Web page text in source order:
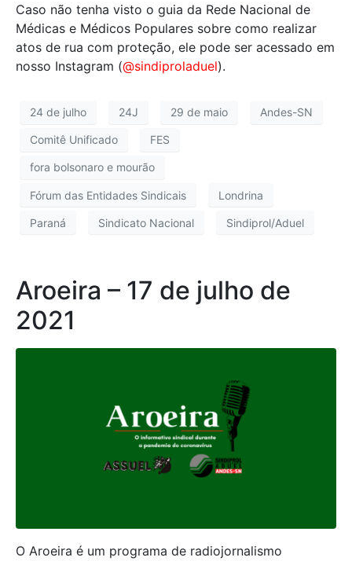
Caso não tenha visto o guia da Rede Nacional de
Médicas e Médicos Populares sobre como realizar
atos de rua com proteção, ele pode ser acessado em
nosso Instagram (@sindiproladuel).
24 de julho 24J 29 de maio Andes-SN
Comitê Unificado FES
fora bolsonaro e mourão
Fórum das Entidades Sindicais Londrina
Paraná Sindicato Nacional Sindiprol/Aduel
Aroeira – 17 de julho de
2021
O Aroeira é um programa de radiojornalismo